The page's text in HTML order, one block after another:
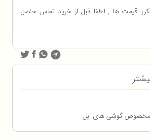
قیمت ها , لطفا قبل از خرید تماس حاصل
مخصوص گوشی های اپل